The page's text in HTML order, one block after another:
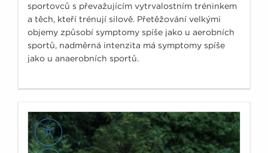
sportovců s převažujícím vytrvalostním tréninkem
a těch, kteří trénují silově. Přetěžování velkými
objemy způsobí symptomy spíše jako u aerobních
sportů, nadměrná intenzita má symptomy spíše
jako u anaerobních sportů.